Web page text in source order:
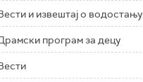
и извештај о водостању
програм за децу